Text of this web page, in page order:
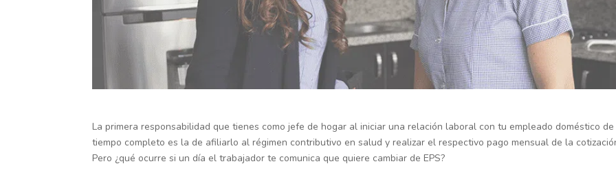
La primera responsabilidad que tienes como jefe de hogar al iniciar una relación laboral con tu empleado doméstico de
tiempo completo es la de afiliarlo al régimen contributivo en salud y realizar el respectivo pago mensual de la
Pero ¿qué ocurre si un día el trabajador te comunica que quiere cambiar de EPS?